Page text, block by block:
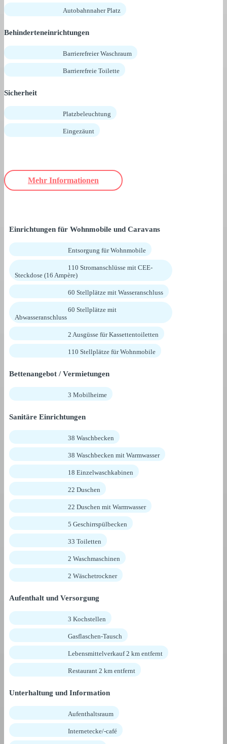
Autobahnnaher Platz
Behinderteneinrichtungen
Barrierefreier Waschraum
Barrierefreie Toilette
Sicherheit
Platzbeleuchtung
Eingezäunt
Mehr Informationen
Einrichtungen für Wohnmobile und Caravans
Entsorgung für Wohnmobile
110 Stromanschlüsse mit CEE-
Steckdose (16 Ampère)
60 Stellplätze mit Wasseranschluss
60 Stellplätze mit
Abwasseranschluss
2 Ausgüsse für Kassettentoiletten
110 Stellplätze für Wohnmobile
Bettenangebot / Vermietungen
3 Mobilheime
Sanitäre Einrichtungen
38 Waschbecken
38 Waschbecken mit Warmwasser
18 Einzelwaschkabinen
22 Duschen
22 Duschen mit Warmwasser
5 Geschirrspülbecken
33 Toiletten
2 Waschmaschinen
2 Wäschetrockner
Aufenthalt und Versorgung
3 Kochstellen
Gasflaschen-Tausch
Lebensmittelverkauf 2 km entfernt
Restaurant 2 km entfernt
Unterhaltung und Information
Aufenthaltsraum
Internetecke/-café